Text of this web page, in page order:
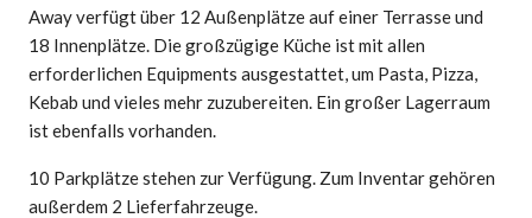
Away verfügt über 12 Außenplätze auf einer Terrasse und
18 Innenplätze. Die großzügige Küche ist mit allen
erforderlichen Equipments ausgestattet, um Pasta, Pizza,
Kebab und vieles mehr zuzubereiten. Ein großer Lagerraum
ist ebenfalls vorhanden.
10 Parkplätze stehen zur Verfügung. Zum Inventar gehören
außerdem 2 Lieferfahrzeuge.